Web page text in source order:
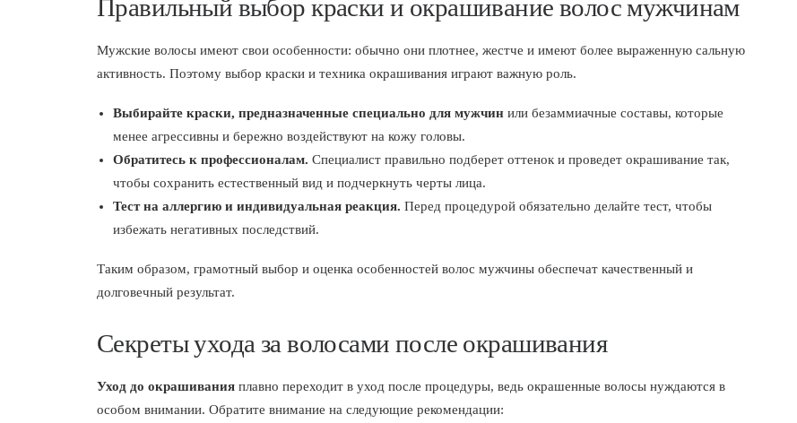
Правильный выбор краски и окрашивание волос мужчинам
Мужские волосы имеют свои особенности: обычно они плотнее, жестче и имеют более выраженную сальную
активность. Поэтому выбор краски и техника окрашивания играют важную роль.
Выбирайте краски, предназначенные специально для мужчин или безаммиачные составы, которые
менее агрессивны и бережно воздействуют на кожу головы.
Обратитесь к профессионалам. Специалист правильно подберет оттенок и проведет окрашивание так,
чтобы сохранить естественный вид и подчеркнуть черты лица.
Тест на аллергию и индивидуальная реакция. Перед процедурой обязательно делайте тест, чтобы
избежать негативных последствий.
Таким образом, грамотный выбор и оценка особенностей волос мужчины обеспечат качественный и
долговечный результат.
Секреты ухода за волосами после окрашивания
Уход до окрашивания плавно переходит в уход после процедуры, ведь окрашенные волосы нуждаются в
особом внимании. Обратите внимание на следующие рекомендации: